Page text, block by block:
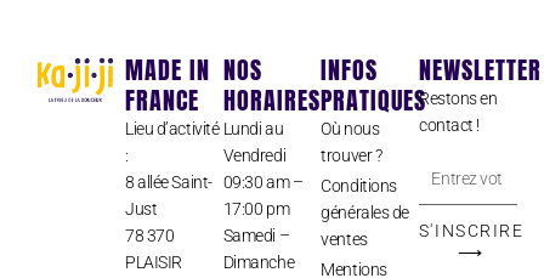
MADE IN
FRANCE
Lieu d’activité
:
8 allée Saint-
Just
78 370
PLAISIR
NOS
HORAIRES
Lundi au
Vendredi
09:30 am –
17:00 pm
Samedi –
Dimanche
INFOS
PRATIQUES
Où nous
trouver ?
Conditions
générales de
ventes
Mentions
NEWSLETTER
Restons en
contact !
Entrez
votre
adresse
S'INSCRIRE
⟶